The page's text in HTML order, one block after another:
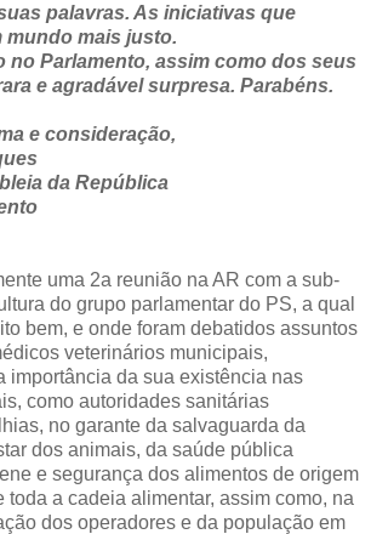
palavras. As iniciativas que
mundo mais justo.
no Parlamento, assim como dos seus
e agradável surpresa. Parabéns.
e consideração,
da República
uma 2a reunião na AR com a sub-
do grupo parlamentar do PS, a qual
bem, e onde foram debatidos assuntos
veterinários municipais,
importância da sua existência nas
como autoridades sanitárias
no garante da salvaguarda da
dos animais, da saúde pública
e segurança dos alimentos de origem
toda a cadeia alimentar, assim como, na
dos operadores e da população em